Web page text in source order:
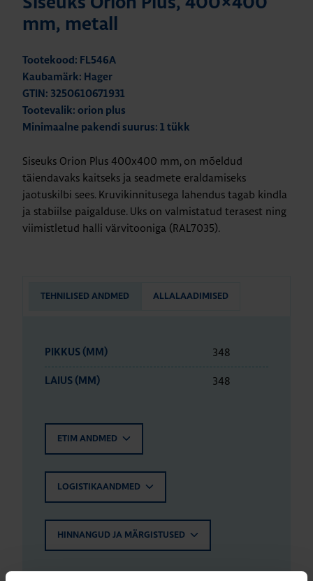
mm, metall
Tootekood: FL546A
Kaubamärk: Hager
GTIN: 3250610671931
Tootevalik: orion plus
Minimaalne pakendi suurus: 1 tükk
Siseuks Orion Plus 400x400 mm, on mõeldud
täiendavaks kaitseks ja seadmete eraldamiseks
jaotuskilbi sees. Kruvikinnitusega lahendus tagab kindla
ja stabiilse paigalduse. Uks on valmistatud terasest ning
viimistletud halli värvitooniga (RAL7035).
TEHNILISED ANDMED ALLALAADIMISED
PIKKUS (MM) 348
LAIUS (MM) 348
ETIM ANDMED
LOGISTIKAANDMED
HINNANGUD JA MÄRGISTUSED